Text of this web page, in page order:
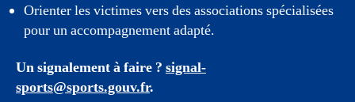
Orienter les victimes vers des associations spécialisées
pour un accompagnement adapté.
Un signalement à faire ? signal-
sports@sports.gouv.fr.